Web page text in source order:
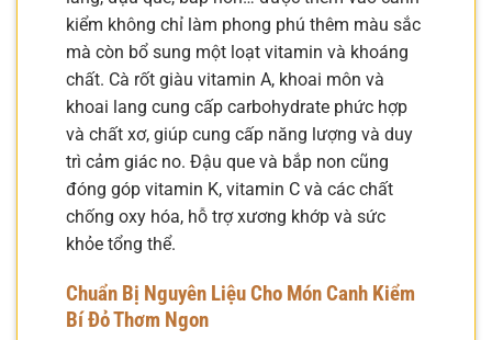
kiểm không chỉ làm phong phú thêm màu sắc
mà còn bổ sung một loạt vitamin và khoáng
chất. Cà rốt giàu vitamin A, khoai môn và
khoai lang cung cấp carbohydrate phức hợp
và chất xơ, giúp cung cấp năng lượng và duy
trì cảm giác no. Đậu que và bắp non cũng
đóng góp vitamin K, vitamin C và các chất
chống oxy hóa, hỗ trợ xương khớp và sức
khỏe tổng thể.
Chuẩn Bị Nguyên Liệu Cho Món Canh Kiểm
Bí Đỏ Thơm Ngon